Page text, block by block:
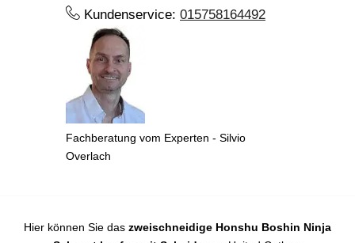
Kundenservice: 015758164492
Fachberatung vom Experten - Silvio
Overlach
Hier können Sie das zweischneidige Honshu Boshin Ninja